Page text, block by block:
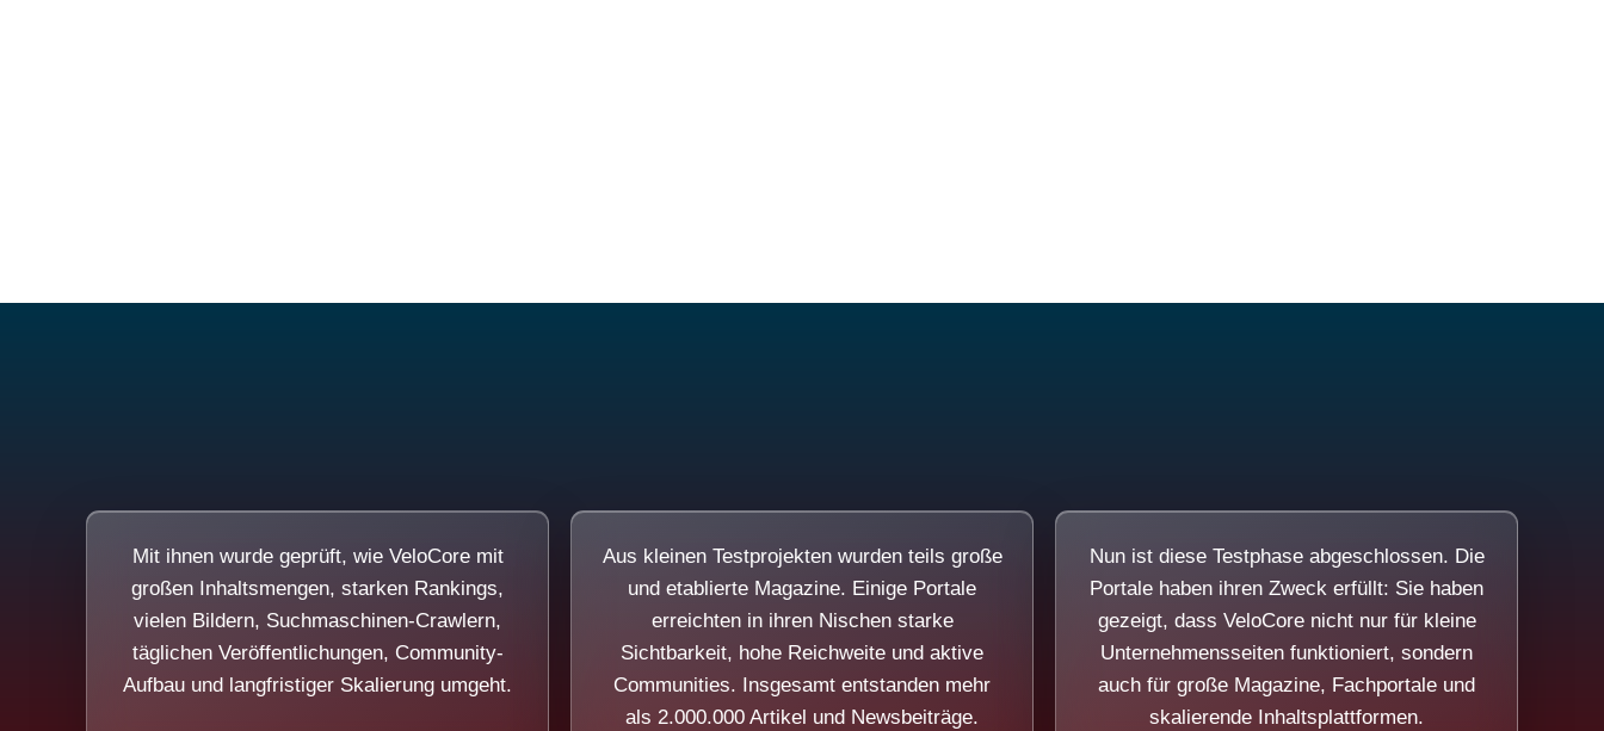
Mit ihnen wurde geprüft, wie VeloCore mit
großen Inhaltsmengen, starken Rankings,
vielen Bildern, Suchmaschinen-Crawlern,
täglichen Veröffentlichungen, Community-
Aufbau und langfristiger Skalierung umgeht.
Aus kleinen Testprojekten wurden teils große
und etablierte Magazine. Einige Portale
erreichten in ihren Nischen starke
Sichtbarkeit, hohe Reichweite und aktive
Communities. Insgesamt entstanden mehr
als 2.000.000 Artikel und Newsbeiträge.
Nun ist diese Testphase abgeschlossen. Die
Portale haben ihren Zweck erfüllt: Sie haben
gezeigt, dass VeloCore nicht nur für kleine
Unternehmensseiten funktioniert, sondern
auch für große Magazine, Fachportale und
skalierende Inhaltsplattformen.